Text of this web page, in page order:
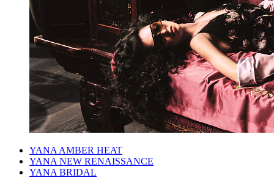
YANA AMBER HEAT
YANA NEW RENAISSANCE
YANA BRIDAL